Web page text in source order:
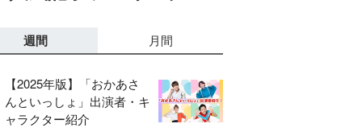
週間 月間
【2025年版】「おかあさ
んといっしょ」出演者・キ
ャラクター紹介